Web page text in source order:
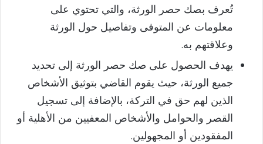
تُعرف بصك حصر الورثة، والتي تحتوي على
معلومات عن المتوفى وتفاصيل حول الورثة
وعلاقتهم به.
يهدف الحصول على صك حصر الورثة إلى تحديد
جميع الورثة، حيث يقوم القاضي بتوثيق الأشخاص
الذين لهم حق في التركة، بالإضافة إلى تسجيل
القصر والحوامل والأشخاص المعفيين من الأهلية أو
المفقودين أو المجهولين.